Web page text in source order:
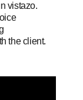
vistazo.
the client.